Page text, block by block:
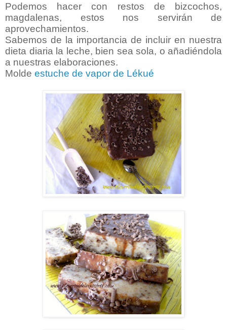
Podemos hacer con restos de bizcochos,
magdalenas, estos nos servirán de
aprovechamientos.
Sabemos de la importancia de incluir en nuestra
dieta diaria la leche, bien sea sola, o añadiéndola
a nuestras elaboraciones.
Molde estuche de vapor de Lékué